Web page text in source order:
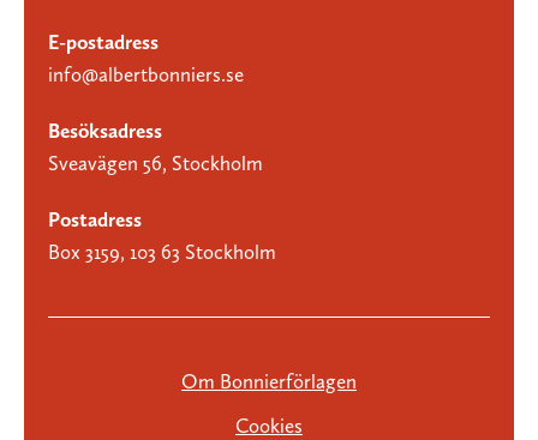
E-postadress
info@albertbonniers.se
Besöksadress
Sveavägen 56, Stockholm
Postadress
Box 3159, 103 63 Stockholm
Om Bonnierförlagen
Cookies